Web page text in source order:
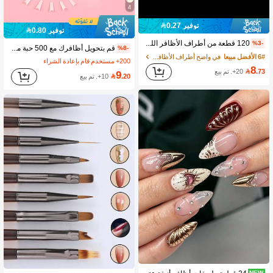
توفير 0.27
%3- 120 قطعة من أطراف الأظافر اللوزية القصيرة المزيفة، أظافر فرنسية نصف مغطاة، أطراف أظافر أكريليك لوزية، 12 مقاس مختلف، أطراف مزيفة لاستخدامات صالون الأظافر DIY
6# الأفضل مبيعا
8.73 20+. تم بيع
4
توفير 0.80
%8-
200+ مستخدم قام بإعادة الشراء
9.20 10+. تم بيع
1# الأفضل مبيعا
في مجموعة فرش فن الأظافر فرش فن الأظافر